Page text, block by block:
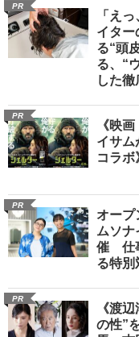
PR
「え
イタ
る“頭
る、“
した
PR
《映
イサム
コラボ
PR
オープ
ムソナ
催 仕
る特別
PR
《渡
の性”